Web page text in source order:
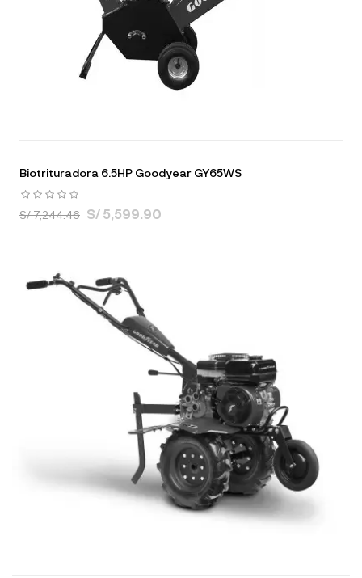
Biotrituradora 6.5HP Goodyear GY65WS
S/ 7,244.46 S/ 5,599.90